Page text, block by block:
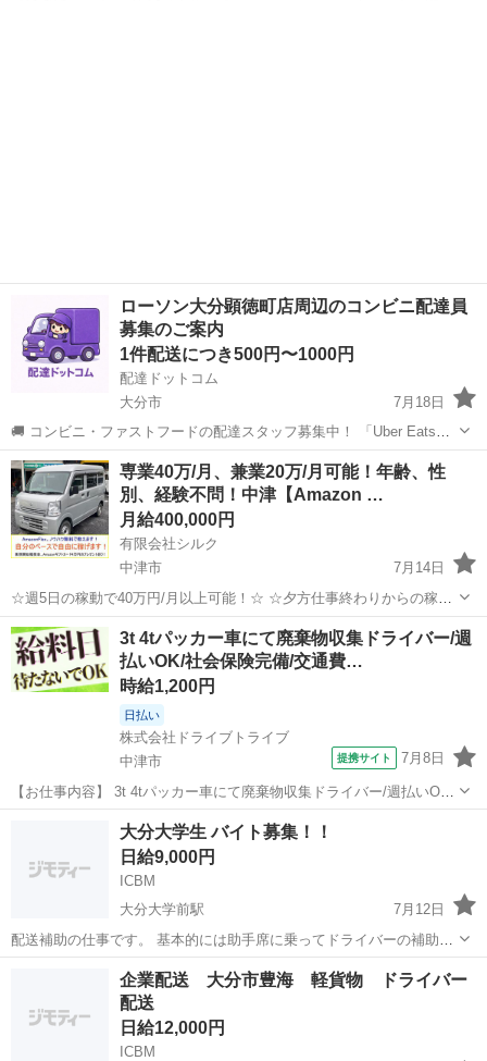
ローソン大分顕徳町店周辺のコンビニ配達員
募集のご案内
1件配送につき500円〜1000円
配達ドットコム
大分市
7月18日
🚚 コンビニ・ファストフードの配達スタッフ募集中！ 「Uber Eats」
や「出前館」のように、配達専用アプリを使ってお仕事するスタイル
です。 オファー内容を見てから、受けるかどうかを自由に選べます！
✅ 業務内容...
大分 大分市 配送 ローソン
専業40万/月、兼業20万/月可能！年齢、性
別、経験不問！中津【Amazon …
月給400,000円
有限会社シルク
中津市
7月14日
☆週5日の稼動で40万円/月以上可能！☆ ☆夕方仕事終わりからの稼
働、休日の稼動で20万円/月以上可能！☆ ☆雇われない働き方、自由な
スタイルでの働き方を【Amazon Flex】で始めましょう！☆ 個人事業
主とし...
大分 中津市 配送 Amazon
3t 4tパッカー車にて廃棄物収集ドライバー/週
払いOK/社会保険完備/交通費…
時給1,200円
日払い
株式会社ドライブトライブ
中津市
提携サイト 7月8日
【お仕事内容】 3t 4tパッカー車にて廃棄物収集ドライバー/週払いOK/
社会保険完備/交通費支給/中津市 短時間勤務！日払いあり！ 勤務地：
大分県中津市 ＼フルタイムのお仕事です。本職として専念してくれる
配送
大分大学生 バイト募集！！
日給9,000円
ICBM
大分大学前駅
7月12日
配送補助の仕事です。 基本的には助手席に乗ってドライバーの補助や
荷積荷卸しの補助になります。 移動中はゆっくりされてて構いませ
ん。 運転は一切ありませんので免許証がない方でも大丈夫です。 3
時〜14時頃 早く終わる事もあり...
大分大学前駅 配送 助手席
企業配送 大分市豊海 軽貨物 ドライバー
配送
日給12,000円
ICBM